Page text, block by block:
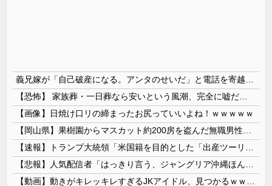
【画像】日焼け口リの締まったお尻っていいよね！ｗｗｗｗｗ